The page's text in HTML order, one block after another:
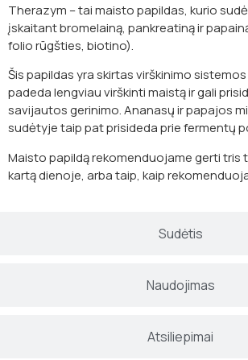
Sudėtis
Naudojimas
Atsiliepimai
Therazym – tai maisto papildas, kurio
įskaitant bromelainą, pankreatiną ir
folio rūgšties, biotino).
Šis papildas yra skirtas virškinimo
padeda lengviau virškinti maistą ir gali
savijautos gerinimo. Ananasų ir papajos
sudėtyje taip pat prisideda prie fermentų
Maisto papildą rekomenduojame gerti tris
kartą dienoje, arba taip, kaip